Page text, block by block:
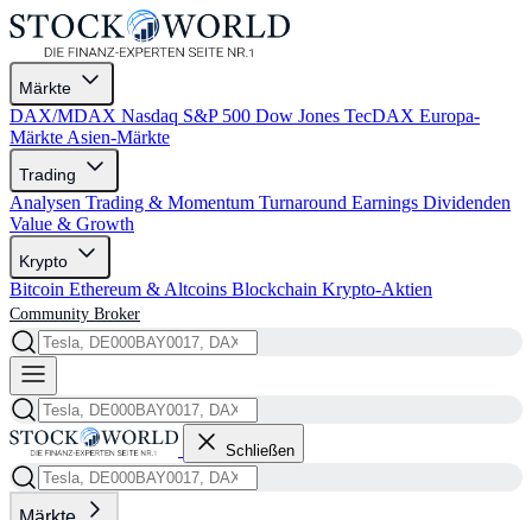
Märkte
DAX/MDAX Nasdaq S&P 500 Dow Jones TecDAX Europa-
Märkte Asien-Märkte
Trading
Analysen Trading & Momentum Turnaround Earnings Dividenden
Value & Growth
Krypto
Bitcoin Ethereum & Altcoins Blockchain Krypto-Aktien
Community Broker
Schließen